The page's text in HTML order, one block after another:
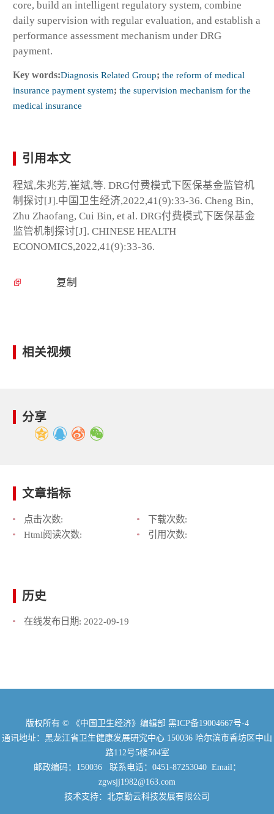
core, build an intelligent regulatory system, combine
daily supervision with regular evaluation, and establish a
performance assessment mechanism under DRG
payment.
Key words:Diagnosis Related Group; the reform of medical
insurance payment system; the supervision mechanism for the
medical insurance
引用本文
程斌,朱兆芳,崔斌,等. DRG付费模式下医保基金监管机
制探讨[J].中国卫生经济,2022,41(9):33-36. Cheng Bin,
Zhu Zhaofang, Cui Bin, et al. DRG付费模式下医保基金
监管机制探讨[J]. CHINESE HEALTH
ECONOMICS,2022,41(9):33-36.
复制
相关视频
分享
文章指标
点击次数:
下载次数:
Html阅读次数:
引用次数:
历史
在线发布日期: 2022-09-19
版权所有 © 《中国卫生经济》编辑部 黑ICP备19004667号-4
通讯地址：黑龙江省卫生健康发展研究中心 150036 哈尔滨市香坊区中山
路112号5楼504室
邮政编码：150036 联系电话：0451-87253040 Email：
zgwsjj1982@163.com
技术支持：北京勤云科技发展有限公司